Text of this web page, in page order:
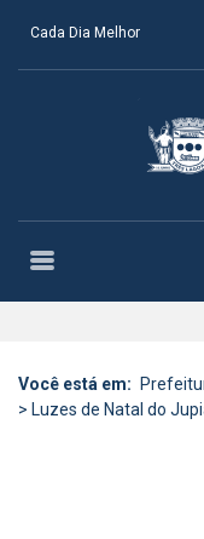
Cada Dia Melhor
Você está em:
> Luzes de Natal do